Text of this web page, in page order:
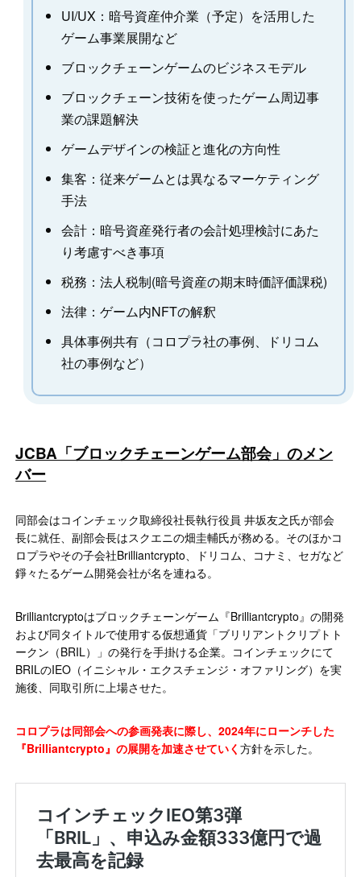
UI/UX：暗号資産仲介業（予定）を活用した
ゲーム事業展開など
ブロックチェーンゲームのビジネスモデル
ブロックチェーン技術を使ったゲーム周辺事
業の課題解決
ゲームデザインの検証と進化の方向性
集客：従来ゲームとは異なるマーケティング
手法
会計：暗号資産発行者の会計処理検討にあた
り考慮すべき事項
税務：法人税制(暗号資産の期末時価評価課税)
法律：ゲーム内NFTの解釈
具体事例共有（コロプラ社の事例、ドリコム
社の事例など）
JCBA「ブロックチェーンゲーム部会」のメン
バー
同部会はコインチェック取締役社長執行役員 井坂友之氏が部会
長に就任、副部会長はスクエニの畑圭輔氏が務める。そのほかコ
ロプラやその子会社Brilliantcrypto、ドリコム、コナミ、セガなど
錚々たるゲーム開発会社が名を連ねる。
Brilliantcryptoはブロックチェーンゲーム『Brilliantcrypto』の開発
および同タイトルで使用する仮想通貨「ブリリアントクリプトト
ークン（BRIL）」の発行を手掛ける企業。コインチェックにて
BRILのIEO（イニシャル・エクスチェンジ・オファリング）を実
施後、同取引所に上場させた。
コロプラは同部会への参画発表に際し、2024年にローンチした
『Brilliantcrypto』の展開を加速させていく方針を示した。